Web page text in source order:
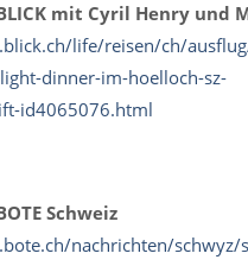
mit Cyril Henry und
life/reisen/ch/
dinner-im-hoelloch-sz-
id4065076.html
Schweiz
nachrichten/schwyz/